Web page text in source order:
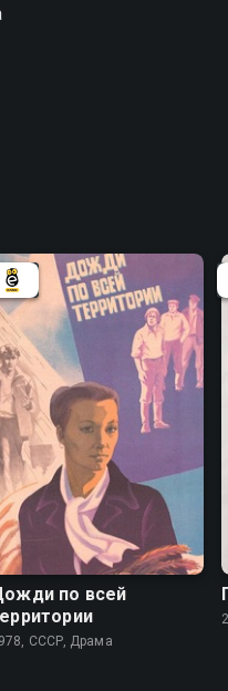
выходит из-под
на французской
кошмар.
по всей
СССР, Драма